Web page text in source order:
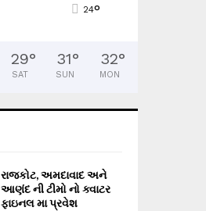
24°
29°
SAT
31°
SUN
32°
MON
રાજકોટ, અમદાવાદ અને
આણંદ ની ટીમો નો ક્વાટર
ફાઇનલ મા પ્રવેશ